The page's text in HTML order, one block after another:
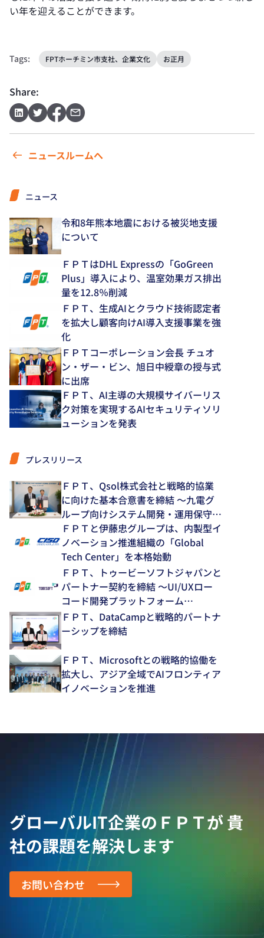
い年を迎えることができます。
Tags: FPTホーチミン市支社、企業文化 お正月
Share:
ニュースルームへ
ニュース
令和8年熊本地震における被災地支援
について
ＦＰＴはDHL Expressの「GoGreen
Plus」導入により、温室効果ガス排出
量を12.8％削減
ＦＰＴ、生成AIとクラウド技術認定者
を拡大し顧客向けAI導入支援事業を強
化
ＦＰＴコーポレーション会長 チュオ
ン・ザー・ビン、旭日中綬章の授与式
に出席
ＦＰＴ、AI主導の大規模サイバーリス
ク対策を実現するAIセキュリティソリ
ューションを発表
プレスリリース
ＦＰＴ、Qsol株式会社と戦略的協業
に向けた基本合意書を締結 ～九電グ
ループ向けシステム開発・運用保守領
域で中長期的な協業を推進～
ＦＰＴと伊藤忠グループは、内製型イ
ノベーション推進組織の「Global
Tech Center」を本格始動
ＦＰＴ、トゥービーソフトジャパンと
パートナー契約を締結 ～UI/UXロー
コード開発プラットフォーム
「NEXACRO」の技術支援体制を強化
～
ＦＰＴ、DataCampと戦略的パートナ
ーシップを締結
ＦＰＴ、Microsoftとの戦略的協働を
拡大し、アジア全域でAIフロンティア
イノベーションを推進
グローバルIT企業のＦＰＴが貴
社の課題を解決します
お問い合わせ